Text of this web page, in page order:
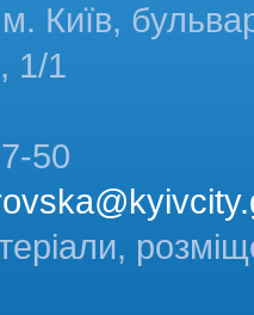
Київ,
1/1
50